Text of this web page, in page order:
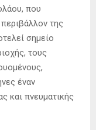
που
της
σημείο
τους
έναν
και πνευματικής